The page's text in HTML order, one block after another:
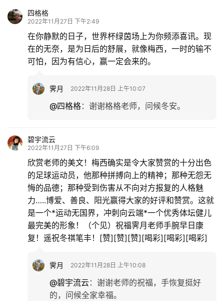
四格格
2022年11月27日 下午2:49
在你静默的日子，世界杯绿茵场上为你频添喜讯。现
在的无奈，是为日后的舒展，就像梅西，一时的输不
可怕，因为有信心，赢一定会来的。
霁月 2022年11月28日 上午10:07
@四格格： 谢谢格格老师，问候冬安。
碧宇流云
2022年11月27日 下午6:09
欣赏老师的美文！梅西确实是令大家赞赏的十分出色
的足球运动员，他那种拼搏向上的精神；那种无怨无
悔的品德；那种受到伤害从不向对方报复的人格魅
力…..博爱、善良、阳光赢得大家的好评和赞赏。这就
是一个*运动无国界，冲刺向云端*一个优秀体坛健儿
最完美的形象！（个见）祝福霁月老师手腕早日康
复！遥祝冬祺笔丰！[赞][赞][赞][喝彩][喝彩][喝彩]
霁月 2022年11月28日 上午10:08
@碧宇流云： 谢谢老师的祝福，手恢复挺好
的，问候全家幸福。